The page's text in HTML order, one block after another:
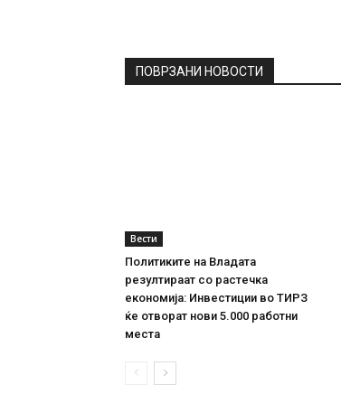
ПОВРЗАНИ НОВОСТИ
Вести
Политиките на Владата
резултираат со растечка
економија: Инвестиции во ТИРЗ
ќе отворат нови 5.000 работни
места